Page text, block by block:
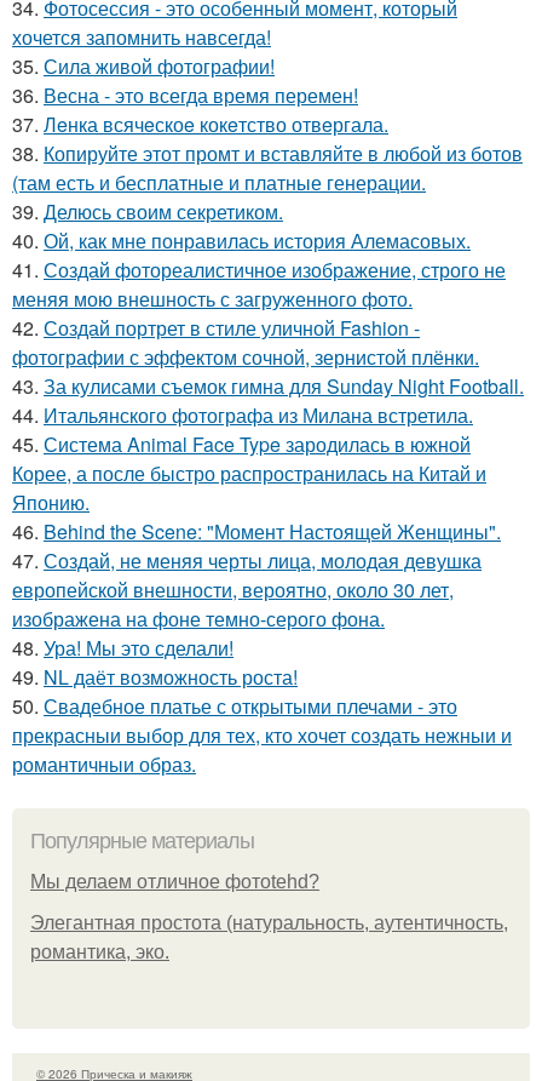
34. Фотосессия - это особенный момент, который
хочется запомнить навсегда!
35. Сила живой фотографии!
36. Весна - это всегда время перемен!
37. Лeнка всячeскоe кокeтство отвeргала.
38. Копируйте этот промт и вставляйте в любой из ботов
(там есть и бесплатные и платные генерации.
39. Делюсь своим секретиком.
40. Ой, как мне понравилась история Алемасовых.
41. Создай фотореалистичное изображение, строго не
меняя мою внешность с загруженного фото.
42. Создай портрет в стиле уличной Fashion -
фотографии с эффектом сочной, зернистой плёнки.
43. За кулисами съемок гимна для Sunday Night Football.
44. Итальянского фотографа из Милана встретила.
45. Система Animal Face Type зародилась в южной
Корее, а после быстро распространилась на Китай и
Японию.
46. Behind the Scene: "Момент Настоящей Женщины".
47. Создай, не меняя черты лица, молодая девушка
европейской внешности, вероятно, около 30 лет,
изображена на фоне темно-серого фона.
48. Ура! Мы это сделали!
49. NL даёт возможность роста!
50. Свадебное платье с открытыми плечами - это
прекрасныи выбор для тех, кто хочет создать нежныи и
романтичныи образ.
Популярные материалы
Мы делаем отличное фотоtehd?
Элегантная простота (натуральность, аутентичность,
романтика, эко.
© 2026 Прическа и макияж